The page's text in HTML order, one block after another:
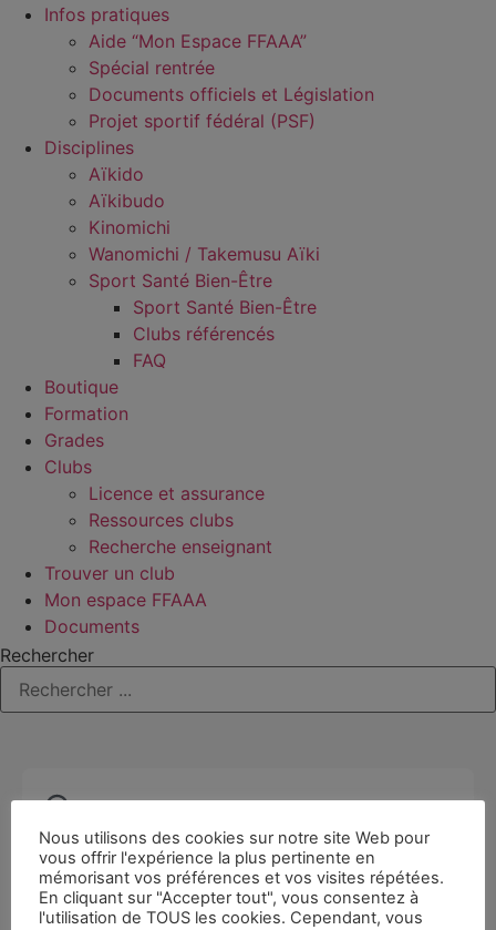
Infos pratiques
Aide “Mon Espace FFAAA”
Spécial rentrée
Documents officiels et Législation
Projet sportif fédéral (PSF)
Disciplines
Aïkido
Aïkibudo
Kinomichi
Wanomichi / Takemusu Aïki
Sport Santé Bien-Être
Sport Santé Bien-Être
Clubs référencés
FAQ
Boutique
Formation
Grades
Clubs
Licence et assurance
Ressources clubs
Recherche enseignant
Trouver un club
Mon espace FFAAA
Documents
Rechercher
Nous utilisons des cookies sur notre site Web pour
vous offrir l'expérience la plus pertinente en
mémorisant vos préférences et vos visites répétées.
En cliquant sur "Accepter tout", vous consentez à
l'utilisation de TOUS les cookies. Cependant, vous